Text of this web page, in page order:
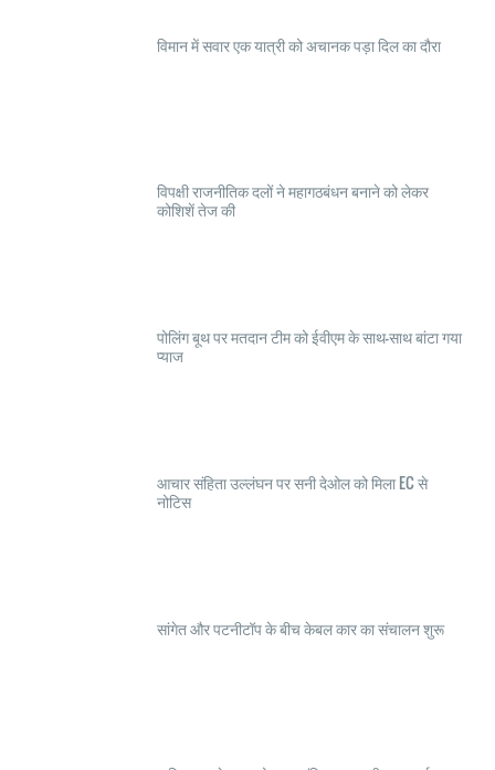
विमान में सवार एक यात्री को अचानक पड़ा दिल का दौरा
विपक्षी राजनीतिक दलों ने महागठबंधन बनाने को लेकर
कोशिशें तेज की
पोलिंग बूथ पर मतदान टीम को ईवीएम के साथ-साथ बांटा गया
प्याज
आचार संहिता उल्लंघन पर सनी देओल को मिला EC से
नोटिस
सांगेत और पटनीटॉप के बीच केबल कार का संचालन शुरू